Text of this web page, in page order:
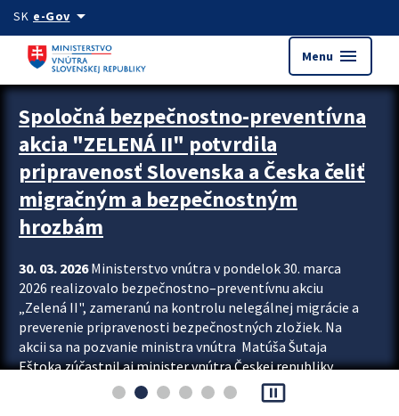
Preskocit na hlavný obsah
SK e-Govarrow_drop_down
Menu menu
Zastavit automatický posun upútavok
Spoločná bezpečnostno-preventívna
akcia "ZELENÁ II" potvrdila
pripravenosť Slovenska a Česka čeliť
migračným a bezpečnostným
hrozbám
30. 03. 2026Ministerstvo vnútra v pondelok 30. marca
2026 realizovalo bezpečnostno–preventívnu akciu
„Zelená II", zameranú na kontrolu nelegálnej migrácie a
preverenie pripravenosti bezpečnostných zložiek. Na
akcii sa na pozvanie ministra vnútra Matúša Šutaja
Eštoka zúčastnil aj minister vnútra Českej republiky
Lubomír Metnar, spolu s ďalšími zahraničnými partnermi.
Cieľom akcie bolo posilniť kontrolné mechanizmy,
pause_presentation